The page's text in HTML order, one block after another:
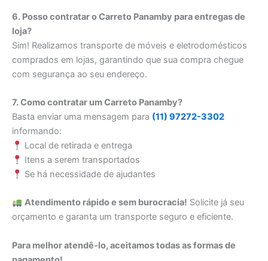
6. Posso contratar o Carreto Panamby para entregas de
loja?
Sim! Realizamos transporte de móveis e eletrodomésticos
comprados em lojas, garantindo que sua compra chegue
com segurança ao seu endereço.
7. Como contratar um Carreto Panamby?
Basta enviar uma mensagem para (11) 97272-3302
informando:
Local de retirada e entrega
Itens a serem transportados
Se há necessidade de ajudantes
Atendimento rápido e sem burocracia! Solicite já seu
orçamento e garanta um transporte seguro e eficiente.
Para melhor atendê-lo, aceitamos todas as formas de